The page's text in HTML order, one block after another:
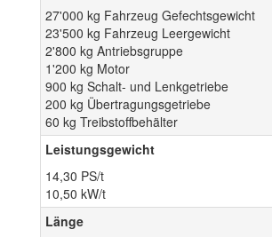
27'000 kg Fahrzeug Gefechtsgewicht
23'500 kg Fahrzeug Leergewicht
2'800 kg Antriebsgruppe
1'200 kg Motor
900 kg Schalt- und Lenkgetriebe
200 kg Übertragungsgetriebe
60 kg Treibstoffbehälter
Leistungsgewicht
14,30 PS/t
10,50 kW/t
Länge